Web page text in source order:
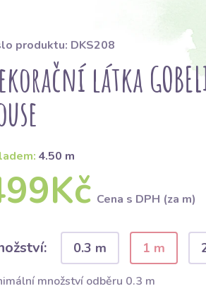
produktu: DKS208
látka
4.50 m
Cena s DPH (za m)
0.3 m 1 m
množství odběru 0.3 m